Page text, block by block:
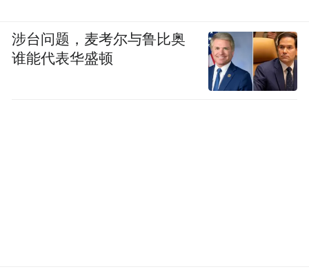
涉台问题，麦考尔与鲁比奥
谁能代表华盛顿